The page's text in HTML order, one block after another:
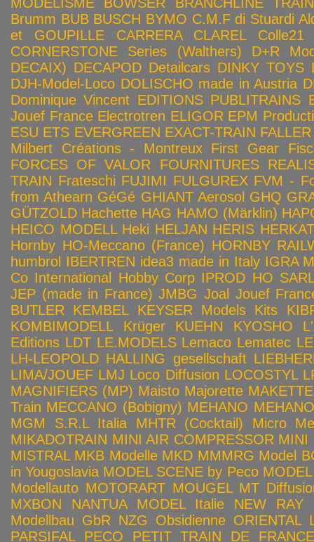
Brumm BUB BUSCH BYMO C.M.F di Stuardi
et GOUPILLE
CARRERA CLAREL
Colle21
CORNERSTONE Series (Walthers)
D+R
DECAIX) DECAPOD Detailcars DINKY TOYS
DJH-Model-Loco DOLISCHO made in Austria
Dominique Vincent EDITIONS PUBLITRAINS
Jouef France Electrotren ELIGOR EPM
ESU ETS EVERGREEN EXACT-TRAIN FALLER
Milbert Créations - Montreux First Gear
FORCES OF VALOR
FOURNITURES
TRAIN Frateschi FUJIMI FULGUREX FVM -
from Athearn GéGé GHIANT Aerosol GHQ
GÜTZOLD Hachette HAG HAMO (Märklin)
HEICO MODELL Heki HELJAN HERIS HERKAT
Hornby HO-Meccano (France) HORNBY
humbrol IBERTREN idea3 made in Italy IGRA
Co International Hobby Corp IPROD HO
JEP (made in France) JMBG Joal Jouef
BUTLER
KEMBEL KEYSER Models Kits
KOMBIMODELL
Krüger KUEHN KYOSHO
Editions LDT LE.MODELS Lemaco Lematec
LH-LEOPOLD HALLING gesellschaft
LIMA/JOUEF LMJ Loco Diffusion LOCOSTYL
MAGNIFIERS (MP) Maisto Majorette MAKETTE
Train MECCANO (Bobigny) MEHANO
MGM S.R.L Italia
MHTR (Cocktail)
Micro
MIKADOTRAIN MINI AIR COMPRESSOR MINI
MISTRAL MKB Modelle MKD MMMRG Model
in Yougoslavia MODEL SCENE by Peco
Modellauto MOTORART MOUGEL MT
MXBON
NANTUA MODEL Italie NEW RAY
Modellbau GbR NZG Obsidienne ORIENTAL
PARSIFAL
PECO
PETIT TRAIN DE FRANCE